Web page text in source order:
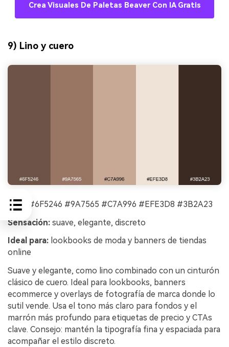
Crea Visuales De Paletas Beaver Con IA Gratis
9) Lino y cuero
HEX:
#6F5246 #9A7565 #C7A996 #EFE3D8 #3B2A23
Sensación: suave, elegante, discreto
Ideal para: lookbooks de moda y banners de tiendas
online
Suave y elegante, como lino combinado con un cinturón
clásico de cuero. Ideal para lookbooks, banners
ecommerce y overlays de fotografía de marca donde lo
sutil vende. Usa el tono más claro para fondos y el
marrón más profundo para etiquetas de precio y CTAs
clave. Consejo: mantén la tipografía fina y espaciada para
acompañar el estilo discreto.